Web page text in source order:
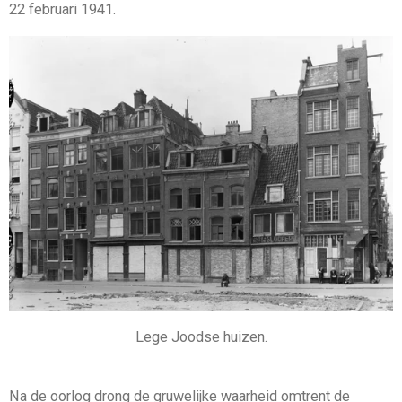
22 februari 1941.
Lege Joodse huizen.
Na de oorlog drong de gruwelijke waarheid omtrent de